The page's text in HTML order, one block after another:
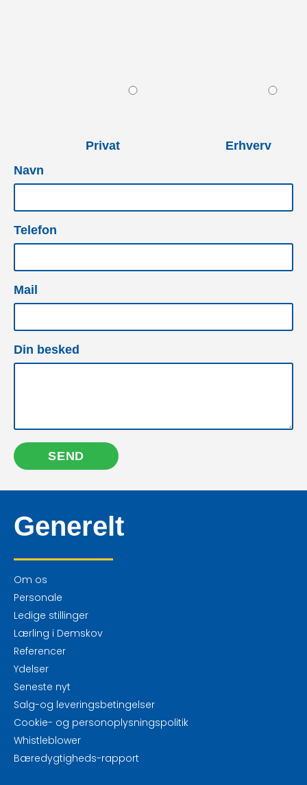
Privat
Erhverv
Navn
Telefon
Mail
Din besked
SEND
Generelt
Om os
Personale
Ledige stillinger
Lærling i Demskov
Referencer
Ydelser
Seneste nyt
Salg-og leveringsbetingelser
Cookie- og personoplysningspolitik
Whistleblower
Bæredygtigheds-rapport